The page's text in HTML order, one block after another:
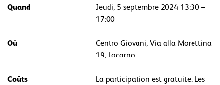
Quand
Jeudi, 5 septembre 2024 13:30 –
17:00
Où
Centro Giovani, Via alla Morettina
19, Locarno
Coûts
La participation est gratuite. Les